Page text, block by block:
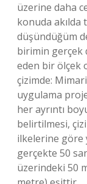
üzerine daha
konuda akılda
düşündüğüm
birimin gerçek
eden bir ölçek
çizimde:
uygulama
her ayrıntı
belirtilmesi,
ilkelerine göre
gerçekte 50
üzerindeki 50